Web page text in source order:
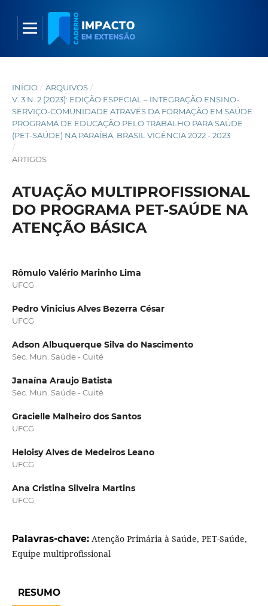
INÍCIO / ARQUIVOS /
V. 3 N. 2 (2023): EDIÇÃO ESPECIAL – INTEGRAÇÃO ENSINO-
SERVIÇO-COMUNIDADE ATRAVÉS DA FORMAÇÃO EM SAÚDE
PROGRAMA DE EDUCAÇÃO PELO TRABALHO PARA SAÚDE
(PET-SAÚDE) NA PARAÍBA, BRASIL VIGÊNCIA 2022 - 2023
/
ARTIGOS
ATUAÇÃO MULTIPROFISSIONAL
DO PROGRAMA PET-SAÚDE NA
ATENÇÃO BÁSICA
Rômulo Valério Marinho Lima
UFCG
Pedro Vinicius Alves Bezerra César
UFCG
Adson Albuquerque Silva do Nascimento
Sec. Mun. Saúde - Cuité
Janaína Araujo Batista
Sec. Mun. Saúde - Cuité
Gracielle Malheiro dos Santos
UFCG
Heloisy Alves de Medeiros Leano
UFCG
Ana Cristina Silveira Martins
UFCG
Palavras-chave: Atenção Primária à Saúde, PET-Saúde,
Equipe multiprofissional
RESUMO